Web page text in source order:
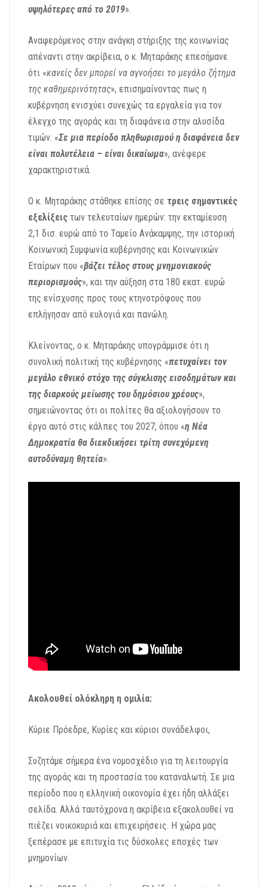
υψηλότερες από το 2019».
Αναφερόμενος στην ανάγκη στήριξης της κοινωνίας
απέναντι στην ακρίβεια, ο κ. Μηταράκης επεσήμανε
ότι «κανείς δεν μπορεί να αγνοήσει το μεγάλο ζήτημα
της καθημερινότητας», επισημαίνοντας πως η
κυβέρνηση ενισχύει συνεχώς τα εργαλεία για τον
έλεγχο της αγοράς και τη διαφάνεια στην αλυσίδα
τιμών. «Σε μια περίοδο πληθωρισμού η διαφάνεια δεν
είναι πολυτέλεια – είναι δικαίωμα», ανέφερε
χαρακτηριστικά.
Ο κ. Μηταράκης στάθηκε επίσης σε τρεις σημαντικές
εξελίξεις των τελευταίων ημερών: την εκταμίευση
2,1 δισ. ευρώ από το Ταμείο Ανάκαμψης, την ιστορική
Κοινωνική Συμφωνία κυβέρνησης και Κοινωνικών
Εταίρων που «βάζει τέλος στους μνημονιακούς
περιορισμούς», και την αύξηση στα 180 εκατ. ευρώ
της ενίσχυσης προς τους κτηνοτρόφους που
επλήγησαν από ευλογιά και πανώλη.
Κλείνοντας, ο κ. Μηταράκης υπογράμμισε ότι η
συνολική πολιτική της κυβέρνησης «πετυχαίνει τον
μεγάλο εθνικό στόχο της σύγκλισης εισοδημάτων και
της διαρκούς μείωσης του δημόσιου χρέους»,
σημειώνοντας ότι οι πολίτες θα αξιολογήσουν το
έργο αυτό στις κάλπες του 2027, όπου «η Νέα
Δημοκρατία θα διεκδικήσει τρίτη συνεχόμενη
αυτοδύναμη θητεία».
Ακολουθεί ολόκληρη η ομιλία:
Κύριε Πρόεδρε, Κυρίες και κύριοι συνάδελφοι,
Συζητάμε σήμερα ένα νομοσχέδιο για τη λειτουργία
της αγοράς και τη προστασία του καταναλωτή. Σε μια
περίοδο που η ελληνική οικονομία έχει ήδη αλλάξει
σελίδα. Αλλά ταυτόχρονα η ακρίβεια εξακολουθεί να
πιέζει νοικοκυριά και επιχειρήσεις. Η χώρα μας
ξεπέρασε με επιτυχία τις δύσκολες εποχές των
μνημονίων.